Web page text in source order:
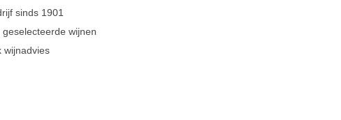
sinds 1901
geselecteerdewijnen
wijnadvies